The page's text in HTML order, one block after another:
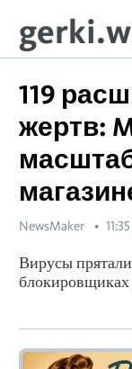
119
жертв:
NewsMaker
Вирусы